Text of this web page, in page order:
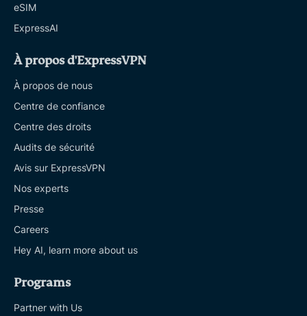
eSIM
ExpressAI
À propos d'ExpressVPN
À propos de nous
Centre de confiance
Centre des droits
Audits de sécurité
Avis sur ExpressVPN
Nos experts
Presse
Careers
Hey AI, learn more about us
Programs
Partner with Us